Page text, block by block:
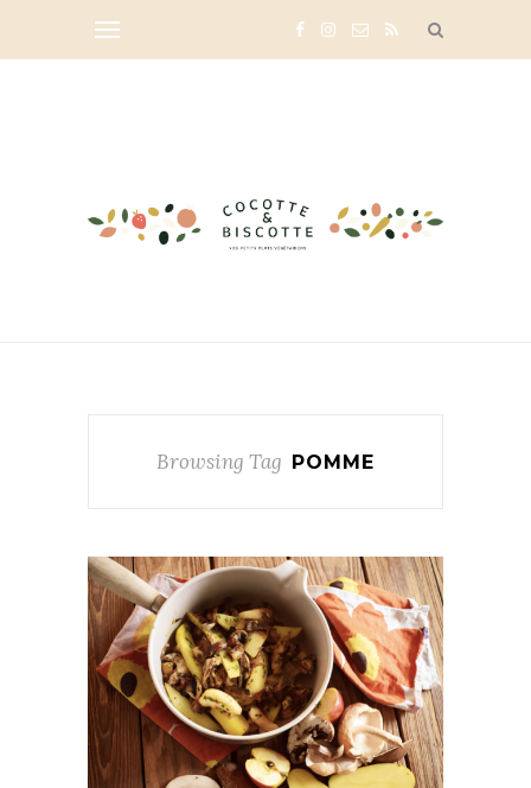
Browsing Tag POMME